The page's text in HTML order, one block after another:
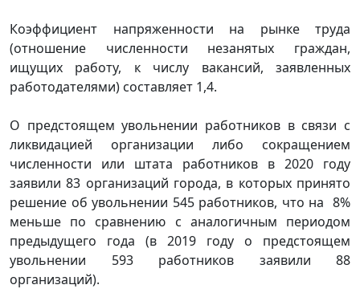
Коэффициент напряженности на рынке труда
(отношение численности незанятых граждан,
ищущих работу, к числу вакансий, заявленных
работодателями) составляет 1,4.
О предстоящем увольнении работников в связи с
ликвидацией организации либо сокращением
численности или штата работников в 2020 году
заявили 83 организаций города, в которых принято
решение об увольнении 545 работников, что на 8%
меньше по сравнению с аналогичным периодом
предыдущего года (в 2019 году о предстоящем
увольнении 593 работников заявили 88
организаций).